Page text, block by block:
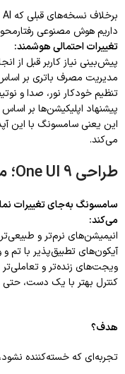
برخلاف نسخه‌های قبلی که AI بیشتر در حد پیشنهاد بود، در
داریم هوش مصنوعی
تغییرات احتمالی هوشمند:
پیش‌بینی نیاز کاربر قبل از
مدیریت مصرف باتری بر
تنظیم خودکار نور، صدا و
پیشنهاد اپلیکیشن‌ها بر
این یعنی سامسونگ با این
می‌کند.
طراحی One UI 9؛ مینیمال اما عمیق
سامسونگ به‌جای تغییرات
می‌کند:
انیمیشن‌های نرم‌تر و طبیعی‌تر
آیکون‌های تطبیق‌پذیر با تم و
ویجت‌های زنده‌تر و تعاملی‌تر
کنترل بهتر با یک دست،
هدف؟
تجربه‌ای که خسته‌کننده